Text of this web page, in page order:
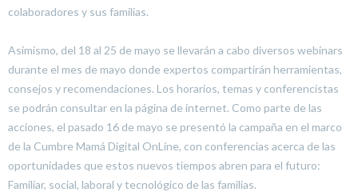
colaboradores y sus familias.
Asimismo, del 18 al 25 de mayo se llevarán a cabo diversos webinars
durante el mes de mayo donde expertos compartirán herramientas,
consejos y recomendaciones. Los horarios, temas y conferencistas
se podrán consultar en la página de internet. Como parte de las
acciones, el pasado 16 de mayo se presentó la campaña en el marco
de la Cumbre Mamá Digital OnLine, con conferencias acerca de las
oportunidades que estos nuevos tiempos abren para el futuro:
Familiar, social, laboral y tecnológico de las familias.